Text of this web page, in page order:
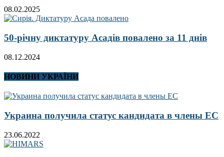
08.02.2025
50-річну диктатуру Асадів повалено за 11 днів
08.12.2024
НОВИНИ УКРАЇНИ
Украина получила статус кандидата в члены ЕС
23.06.2022